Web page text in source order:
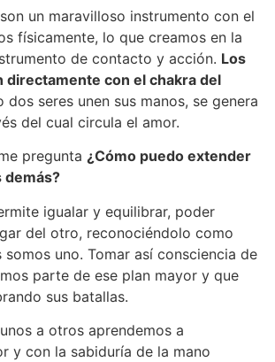
un maravilloso instrumento con el
físicamente, lo que creamos en la
de contacto y acción. Los
directamente con el chakra del
dos seres unen sus manos, se genera
del cual circula el amor.
pregunta ¿Cómo puedo extender
demás?
igualar y equilibrar, poder
del otro, reconociéndolo como
uno. Tomar así consciencia de
parte de ese plan mayor y que
sus batallas.
a otros aprendemos a
y con la sabiduría de la mano